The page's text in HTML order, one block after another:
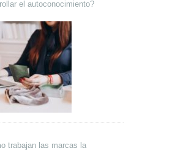
el autoconocimiento?
trabajan las marcas la